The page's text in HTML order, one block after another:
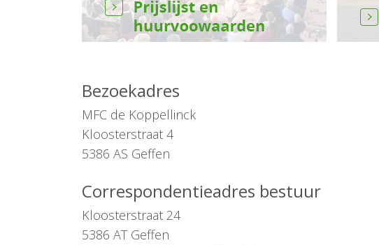
Bezoekadres
MFC de Koppellinck
Kloosterstraat 4
5386 AS Geffen
Correspondentieadres bestuur
Kloosterstraat 24
5386 AT Geffen